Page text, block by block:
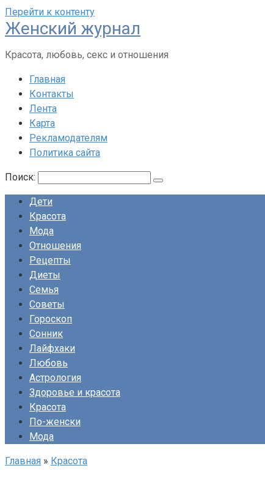
Перейти к контенту
Женский журнал
Красота, любовь, секс и отношения
Главная
Контакты
Лента
Карта
Рекламодателям
Политика сайта
Поиск:
Дети
Красота
Мода
Отношения
Рецепты
Диеты
Семья
Советы
Гороскоп
Сонник
Лайфхаки
Любовь
Астрология
Здоровье и красота
Красота
По-женски
Мода
Главная » Красота